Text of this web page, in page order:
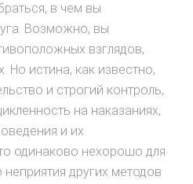
в чем вы
Возможно, вы
взглядов,
Но истина, как известно,
и строгий контроль,
на наказаниях,
и их
одинаково нехорошо для
других методов